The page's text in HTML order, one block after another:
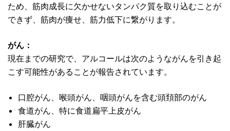
ため、筋肉成長に欠かせないタンパク質を取り込むことが
できず、筋肉が痩せ、筋力低下に繋がります。
がん：
現在までの研究で、アルコールは次のようながんを引き起
こす可能性があることが報告されています。
口腔がん、喉頭がん、咽頭がんを含む頭頚部のがん
食道がん、特に食道扁平上皮がん
肝臓がん